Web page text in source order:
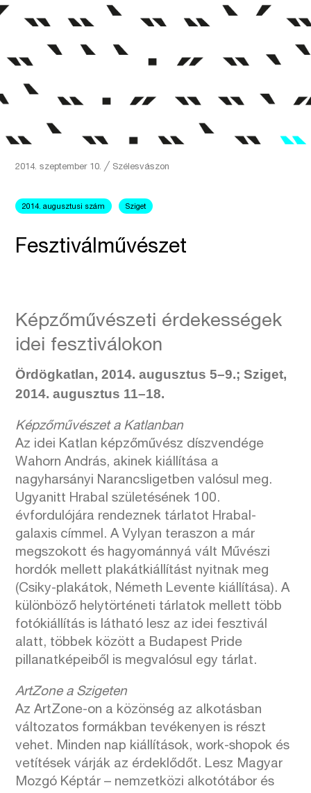
2014. szeptember 10.╱ Szélesvászon
2014. augusztusi szám Sziget
Fesztiválművészet
Képzőművészeti érdekességek
idei fesztiválokon
Ördögkatlan, 2014. augusztus 5–9.; Sziget,
2014. augusztus 11–18.
Képzőművészet a Katlanban
Az idei Katlan képzőművész díszvendége
Wahorn András, akinek kiállítása a
nagyharsányi Narancsligetben valósul meg.
Ugyanitt Hrabal születésének 100.
évfordulójára rendeznek tárlatot Hrabal-
galaxis címmel. A Vylyan teraszon a már
megszokott és hagyománnyá vált Művészi
hordók mellett plakátkiállítást nyitnak meg
(Csiky-plakátok, Németh Levente kiállítása). A
különböző helytörténeti tárlatok mellett több
fotókiállítás is látható lesz az idei fesztivál
alatt, többek között a Budapest Pride
pillanatképeiből is megvalósul egy tárlat.
ArtZone a Szigeten
Az ArtZone-on a közönség az alkotásban
változatos formákban tevékenyen is részt
vehet. Minden nap kiállítások, work-shopok és
vetítések várják az érdeklődőt. Lesz Magyar
Mozgó Képtár – nemzetközi alkotótábor és